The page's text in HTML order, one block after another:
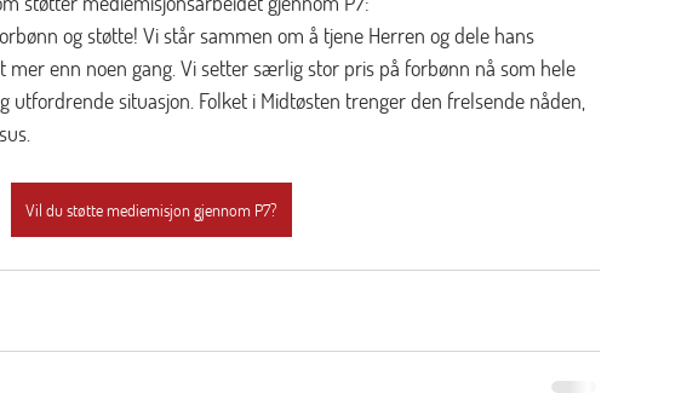
og støtte! Vi står sammen om å tjene Herren og dele hans
enn noen gang. Vi setter særlig stor pris på forbønn nå som hele
utfordrende situasjon. Folket i Midtøsten trenger den frelsende nåden,
Vil du støtte mediemisjon gjennom P7?